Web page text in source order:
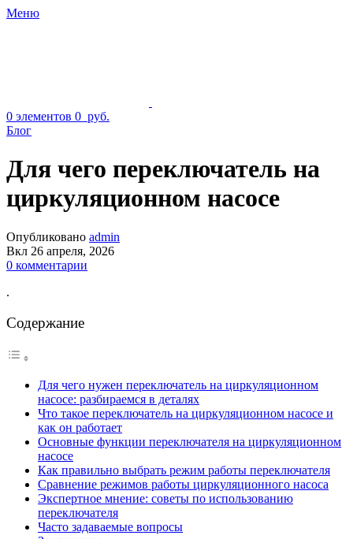
Меню
0 элементов 0 руб.
Блог
Для чего переключатель на
циркуляционном насосе
Опубликовано admin
Вкл 26 апреля, 2026
0 комментарии
.
Содержание
Для чего нужен переключатель на циркуляционном
насосе: разбираемся в деталях
Что такое переключатель на циркуляционном насосе и
как он работает
Основные функции переключателя на циркуляционном
насосе
Как правильно выбрать режим работы переключателя
Сравнение режимов работы циркуляционного насоса
Экспертное мнение: советы по использованию
переключателя
Часто задаваемые вопросы